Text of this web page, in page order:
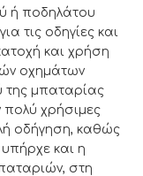
ή ποδηλάτου
τις οδηγίες και
και χρήση
οχημάτων
της μπαταρίας
πολύ χρήσιμες
οδήγηση, καθώς
και η
στη